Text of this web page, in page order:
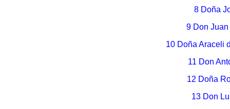
8 Doña
9 Don
10 Doña Araceli
11 Don
12 Doña
13 Don